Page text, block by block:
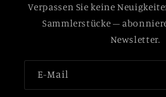
Verpassen Sie keine
Sammlerstücke –
Newsletter.
E-Mail